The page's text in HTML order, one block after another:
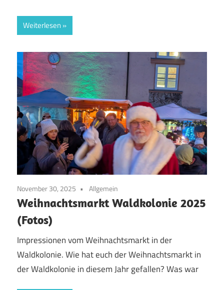
Weiterlesen
November 30, 2025 Allgemein
Weihnachtsmarkt Waldkolonie 2025
(Fotos)
Impressionen vom Weihnachtsmarkt in der
Waldkolonie. Wie hat euch der Weihnachtsmarkt in
der Waldkolonie in diesem Jahr gefallen? Was war